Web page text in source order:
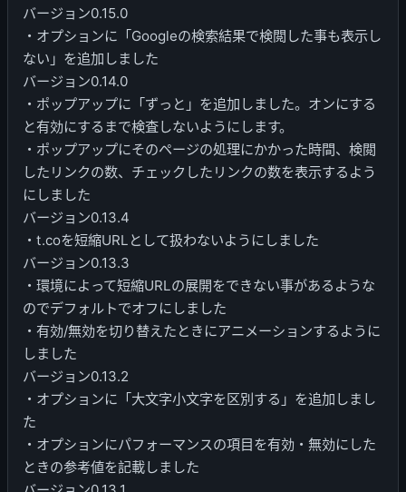
バージョン0.15.0
・オプションに「Googleの検索結果で検閲した事も表示し
ない」を追加しました
バージョン0.14.0
・ポップアップに「ずっと」を追加しました。オンにする
と有効にするまで検査しないようにします。
・ポップアップにそのページの処理にかかった時間、検閲
したリンクの数、チェックしたリンクの数を表示するよう
にしました
バージョン0.13.4
・t.coを短縮URLとして扱わないようにしました
バージョン0.13.3
・環境によって短縮URLの展開をできない事があるような
のでデフォルトでオフにしました
・有効/無効を切り替えたときにアニメーションするように
しました
バージョン0.13.2
・オプションに「大文字小文字を区別する」を追加しまし
た
・オプションにパフォーマンスの項目を有効・無効にした
ときの参考値を記載しました